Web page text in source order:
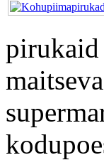
pirukaid